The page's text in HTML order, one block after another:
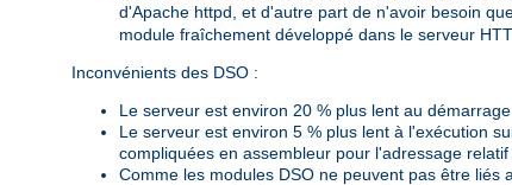
d'Apache httpd, et d'autre part de n'avoir besoin
module fraîchement développé dans le serveur
Inconvénients des DSO :
Le serveur est environ 20 % plus lent au
Le serveur est environ 5 % plus lent à l'exécution
compliquées en assembleur pour l'adressage
Comme les modules DSO ne peuvent pas être liés